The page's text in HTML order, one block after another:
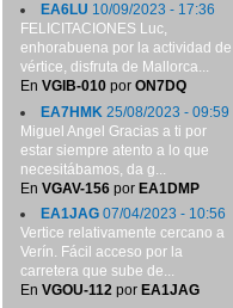
EA6LU 10/09/2023 - 17:36
FELICITACIONES Luc,
enhorabuena por la actividad de
vértice, disfruta de Mallorca...
En VGIB-010por ON7DQ
EA7HMK 25/08/2023 - 09:59
Miguel Angel Gracias a ti por
estar siempre atento a lo que
necesitábamos, da g...
En VGAV-156por EA1DMP
EA1JAG07/04/2023 - 10:56
Vertice relativamente cercano a
Verín. Fácil acceso por la
carretera que sube de...
En VGOU-112por EA1JAG